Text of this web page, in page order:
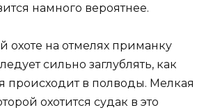
намного вероятнее.
охоте на отмелях приманку
сильно заглублять, как
происходит в полводы. Мелкая
охотится судак в это